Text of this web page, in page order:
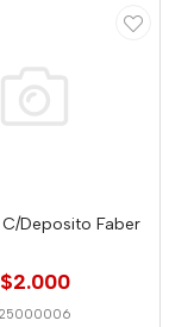
Deposito Faber
$2.000
25000006